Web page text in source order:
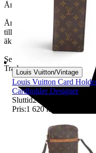
Ångerrätt:
Ångerrätt i 14 dagar i
tillåter köparen att se varan
äkthet. Läs mer om
Se fullständiga köpvillkor
Tradera.
Louis Vuitton/Vintage
Louis Vuitton Card
Cardholder Designer
Sluttid27 aug 21:47
Pris:1 620 kr